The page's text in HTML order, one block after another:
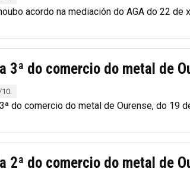
acordo na mediación do AGA do 22
3ª do comercio do metal de
do comercio do metal de Ourense, do 19
2ª do comercio do metal de